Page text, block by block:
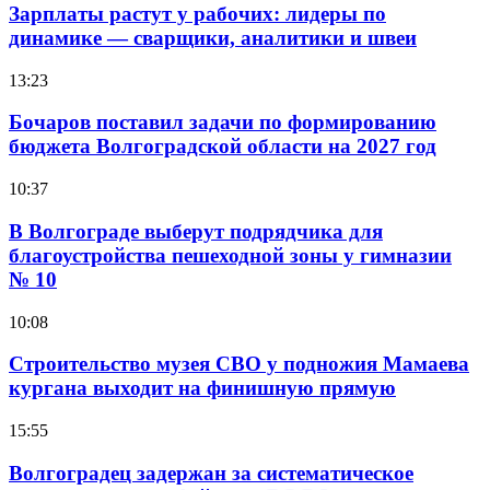
Зарплаты растут у рабочих: лидеры по
динамике — сварщики, аналитики и швеи
13:23
Бочаров поставил задачи по формированию
бюджета Волгоградской области на 2027 год
10:37
В Волгограде выберут подрядчика для
благоустройства пешеходной зоны у гимназии
№ 10
10:08
Строительство музея СВО у подножия Мамаева
кургана выходит на финишную прямую
15:55
Волгоградец задержан за систематическое